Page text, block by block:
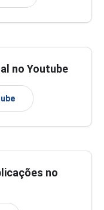
no Youtube
no